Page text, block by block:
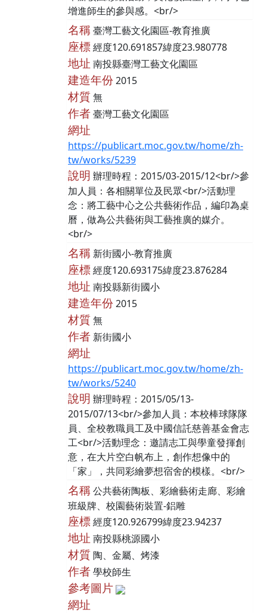
增進師生的參與感。<br/>
名稱臺灣工藝文化園區-教育推廣
座標經度120.691857緯度23.980778
地址 南投縣臺灣工藝文化園區
建造年份 2015
材質無
作者臺灣工藝文化園區
網址
https://publicart.moc.gov.tw/home/zh-
tw/works/5239
說明 辦理時程：2015/03-2015/12<br/>參
加人員：各相關單位及民眾<br/>活動理
念：將工藝中心之公共藝術作品，編印為桌
曆，做為公共藝術與工藝推廣的媒介。
<br/>
名稱 新街國小-教育推廣
座標經度120.693175緯度23.876284
地址 南投縣新街國小
建造年份 2015
材質無
作者 新街國小
網址
https://publicart.moc.gov.tw/home/zh-
tw/works/5240
說明 辦理時程：2015/05/13-
2015/07/13<br/>參加人員：本校棒球隊隊
員、全校教職員工及中國信託慈善基金會志
工<br/>活動理念：邀請志工與學童發揮創
意，在大片空白帆布上，創作想像中的
「家」，共同彩繪夢想宿舍的模樣。<br/>
名稱公共藝術陶板、彩繪藝術走廊、彩繪
班級牌、校園藝術裝置-鋁雕
座標經度120.926799緯度23.94237
地址 南投縣桃源國小
材質 陶、金屬、烤漆
作者學校師生
參考圖片
網址